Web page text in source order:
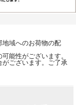
地域へのお荷物の配
能性がございます。
ございます。ご了承